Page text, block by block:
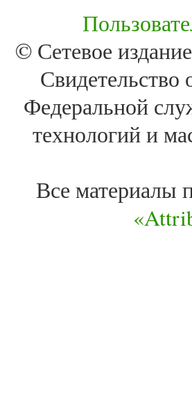
© Сетевое
Федеральной
технологий и
Все материалы